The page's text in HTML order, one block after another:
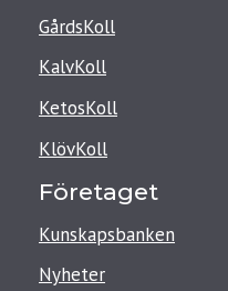
GårdsKoll
KalvKoll
KetosKoll
KlövKoll
Företaget
Kunskapsbanken
Nyheter